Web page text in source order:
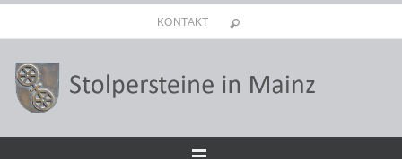
Inhalt
springen
KONTAKT